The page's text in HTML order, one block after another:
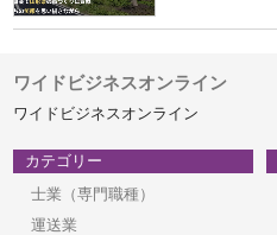
ワイドビジネスオンライン
ワイドビジネスオンライン
カテゴリー
士業（専門職種）
運送業